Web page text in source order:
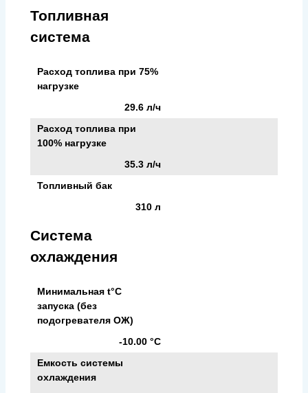
Топливная
система
Расход топлива при 75%
нагрузке
29.6 л/ч
Расход топлива при
100% нагрузке
35.3 л/ч
Топливный бак
310 л
Система
охлаждения
Минимальная t°С
запуска (без
подогревателя ОЖ)
-10.00 °С
Емкость системы
охлаждения